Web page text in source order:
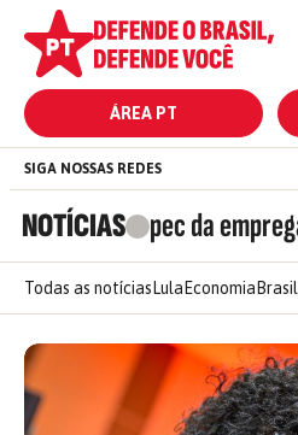
ÁREA PT
NOTÍCIAS pec da
SIGA NOSSAS REDES
Todas as notícias Lula Economia Brasil